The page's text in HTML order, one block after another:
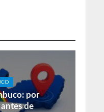
por
de